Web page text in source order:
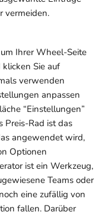
vermeiden.
Ihrer Wheel-Seite
Sie auf
verwenden
anpassen
“Einstellungen”
Preis-Rad ist das
angewendet wird,
Optionen
ist ein Werkzeug,
Teams oder
eine zufällig von
fallen. Darüber